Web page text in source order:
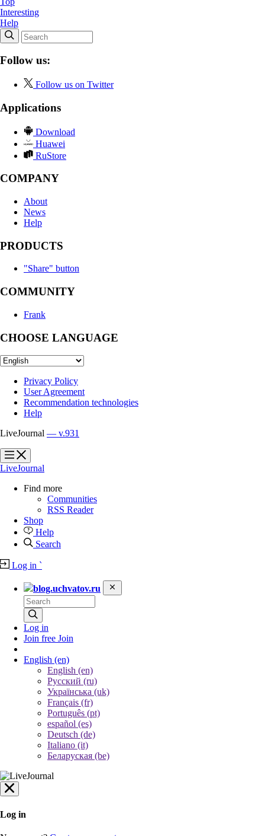
Interesting
Help
Follow us:
Follow us on Twitter
Applications
Download
Huawei
RuStore
COMPANY
About
News
Help
PRODUCTS
"Share" button
COMMUNITY
Frank
CHOOSE LANGUAGE
Privacy Policy
User Agreement
Recommendation technologies
Help
LiveJournal — v.931
?
?
LiveJournal
Find more
Communities
RSS Reader
Shop
Help
Search
Log in `
blog.uchvatov.ru
Log in
Join free Join
English (en)
English (en)
Русский (ru)
Українська (uk)
Français (fr)
Português (pt)
español (es)
Deutsch (de)
Italiano (it)
Беларуская (be)
Log in